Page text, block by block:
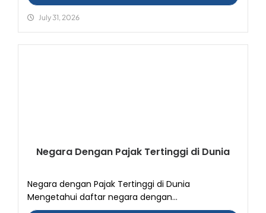
July 31, 2026
Negara Dengan Pajak Tertinggi di Dunia
Negara dengan Pajak Tertinggi di Dunia
Mengetahui daftar negara dengan...